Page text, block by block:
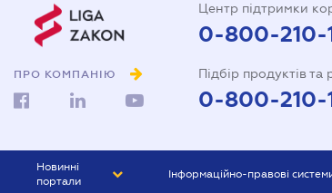
ПРО КОМПАНІЮ
Центр підтримки
0-800-210-
Підбір продуктів та
0-800-210-
Новинні
портали
Інформаційно-правові